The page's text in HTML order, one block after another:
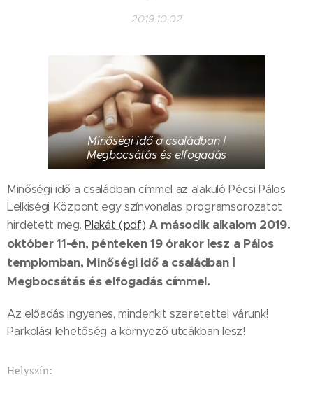
2019.10.02
Minőségi idő a családban |
Megbocsátás és elfogadás
Minőségi idő a családban címmel az alakuló Pécsi Pálos
Lelkiségi Központ egy színvonalas programsorozatot
hirdetett meg.Plakát (pdf) A második alkalom 2019.
október 11-én, pénteken 19 órakor lesz a Pálos
templomban, Minőségi idő a családban |
Megbocsátás és elfogadás címmel.
Az előadás ingyenes, mindenkit szeretettel várunk!
Parkolási lehetőség a környező utcákban lesz!
Helyszín: